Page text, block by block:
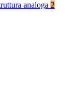
analoga 2